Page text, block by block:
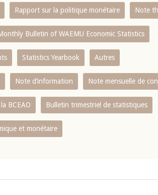
Rapport sur la politique monétaire Note
Bulletin of WAEMU Economic Statistics
Statistics Yearbook Autres
Note d’information Note mensuelle de
BCEAO Bulletin trimestriel de statistiques
et monétaire